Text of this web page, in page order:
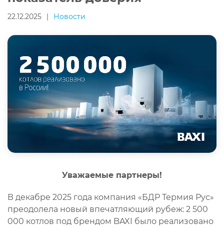
22.12.2025 | Новости
Уважаемые партнеры!
В декабре 2025 года компания «БДР Термия Рус»
преодолела новый впечатляющий рубеж: 2 500
000 котлов под брендом BAXI было реализовано